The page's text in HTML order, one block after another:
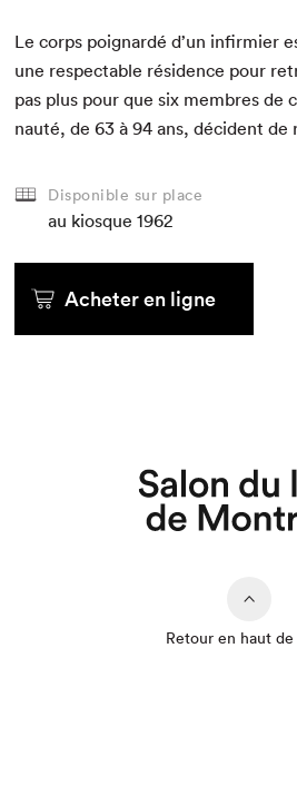
Le corps poignardé d’un infir­mi­er
une respectable rési­dence pour
pas plus pour que six mem­bres
nauté, de63 à94 ans, déci­dent
Disponible sur place
au kiosque 1962
Acheter en ligne
Retour en haut de